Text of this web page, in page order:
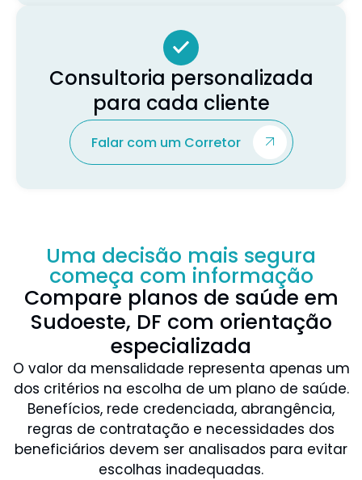
Consultoria personalizada
para cada cliente
Falar com um Corretor
Uma decisão mais segura
começa com informação
Compare planos de saúde em
Sudoeste, DF com orientação
especializada
O valor da mensalidade representa apenas um
dos critérios na escolha de um plano de saúde.
Benefícios, rede credenciada, abrangência,
regras de contratação e necessidades dos
beneficiários devem ser analisados para evitar
escolhas inadequadas.